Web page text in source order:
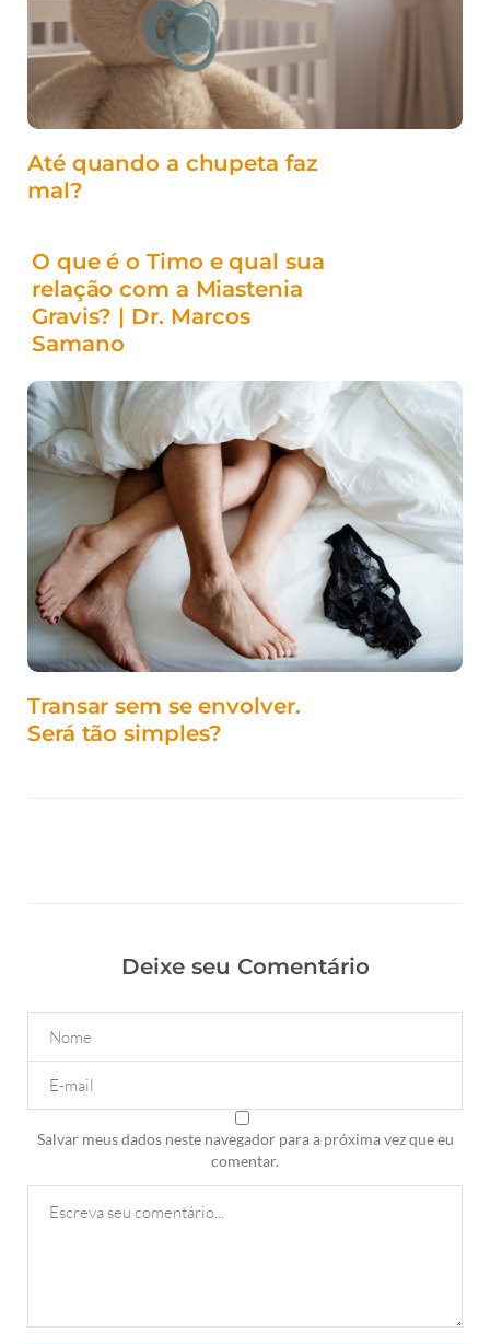
Até quando a chupeta faz
mal?
O que é o Timo e qual sua
relação com a Miastenia
Gravis? | Dr. Marcos
Samano
Transar sem se envolver.
Será tão simples?
Deixe seu Comentário
Salvar meus dados neste navegador para a próxima vez que eu
comentar.